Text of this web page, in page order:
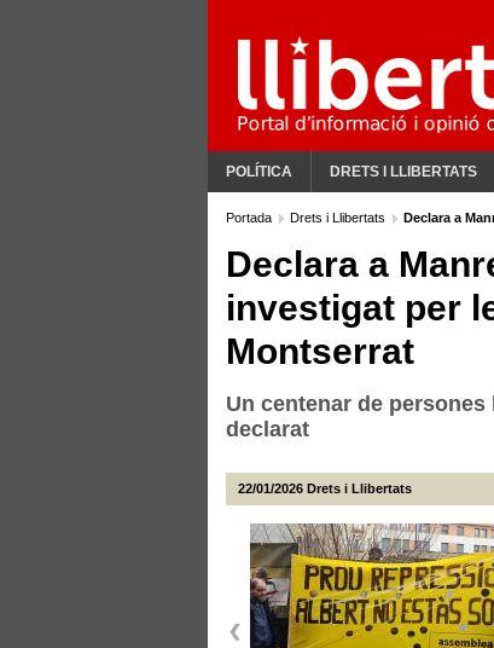
POLÍTICA DRETS I LLIBERTATS
Portada Drets i Llibertats Declara a
Declara a
investigat per
Montserrat
Un centenar de
declarat
22/01/2026 Drets i Llibertats